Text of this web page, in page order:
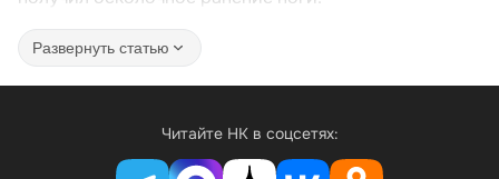
Развернуть статью
Читайте НК в соцсетях: